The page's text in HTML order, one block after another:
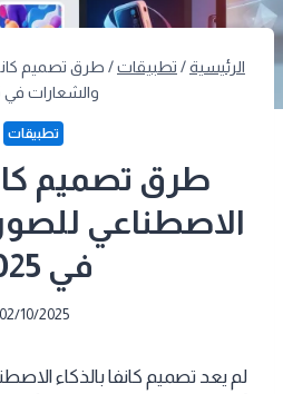
الرئيسية/ تطبيقات/ طرق تصميم
والشعارات في 2025
تطبيقات
طرق تصميم
الاصطناعي
في 2025
02/10/2025
لم يعد تصميم كانفا بالذكاء